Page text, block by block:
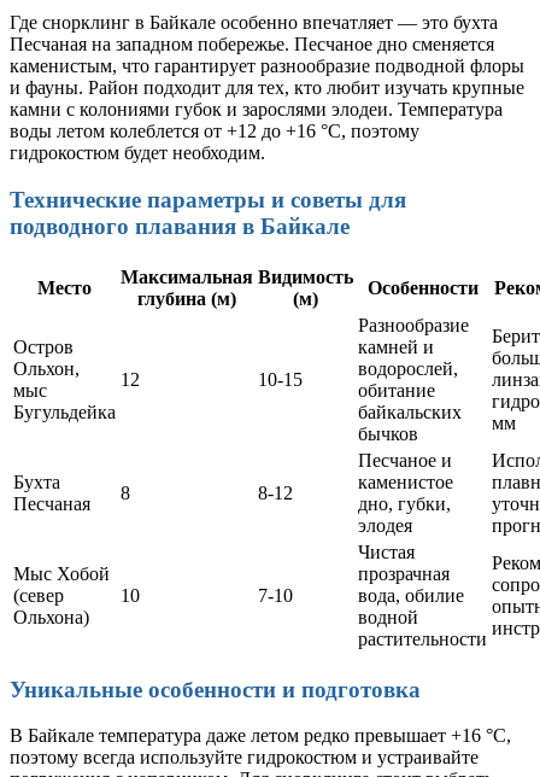
Где снорклинг в Байкале особенно впечатляет — это бухта
Песчаная на западном побережье. Песчаное дно сменяется
каменистым, что гарантирует разнообразие подводной флоры
и фауны. Район подходит для тех, кто любит изучать крупные
камни с колониями губок и зарослями элодеи. Температура
воды летом колеблется от +12 до +16 °C, поэтому
гидрокостюм будет необходим.
Технические параметры и советы для
подводного плавания в Байкале
Место
Максимальная
глубина (м)
Видимость
(м)
Особенности
Остров
Ольхон,
мыс
Бугульдейка
12 10-15
Разнообразие
камней и
водорослей,
обитание
байкальских
бычков
мм
Бухта
Песчаная
8 8-12
Песчаное и
каменистое
дно, губки,
элодея
Мыс Хобой
(север
Ольхона)
10 7-10
Чистая
прозрачная
вода, обилие
водной
растительности
Уникальные особенности и подготовка
В Байкале температура даже летом редко превышает +16 °C,
поэтому всегда используйте гидрокостюм и устраивайте